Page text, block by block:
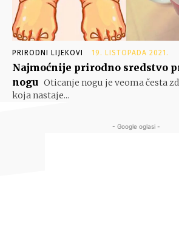
PRIRODNI LIJEKOVI 19. LISTOPADA 2021.
Najmoćnije prirodno sredstvo
nogu Oticanje nogu je veoma česta
koja nastaje...
- Google oglasi -